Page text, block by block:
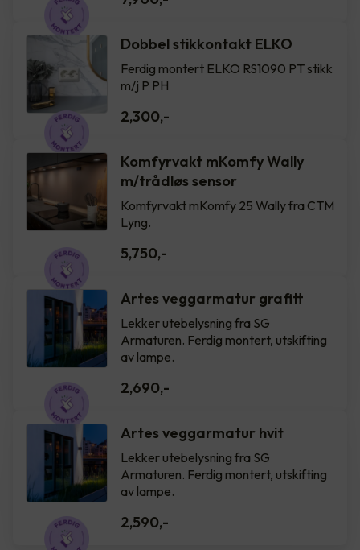
Dobbel stikkontakt ELKO
Ferdig montert ELKO RS1090 PT stikk
m/j P PH
2,300,-
Komfyrvakt mKomfy Wally
m/trådløs sensor
Komfyrvakt mKomfy 25 Wally fra CTM
Lyng.
5,750,-
Artes veggarmatur grafitt
Lekker utebelysning fra SG
Armaturen. Ferdig montert, utskifting
av lampe.
2,690,-
Artes veggarmatur hvit
Lekker utebelysning fra SG
Armaturen. Ferdig montert, utskifting
av lampe.
2,590,-